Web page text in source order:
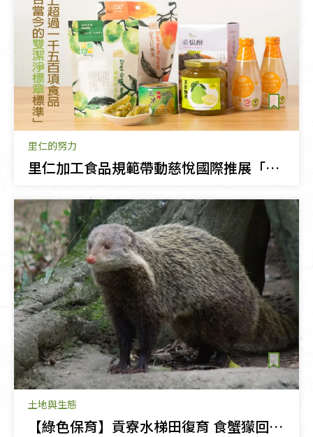
里仁的努力
里仁加工食品規範帶動慈悅國際推展「潔淨標章」評鑑制度
土地與生態
【綠色保育】貢寮水梯田復育 食蟹獴回來了